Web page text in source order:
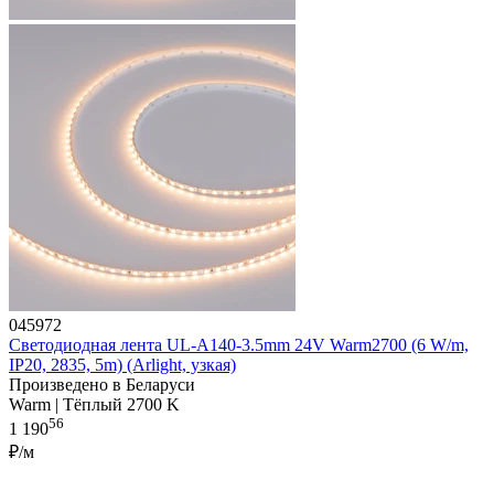
045972
Светодиодная лента UL-A140-3.5mm 24V Warm2700 (6 W/m,
IP20, 2835, 5m) (Arlight, узкая)
Произведено в Беларуси
Warm | Тёплый 2700 K
1 19056
₽/м